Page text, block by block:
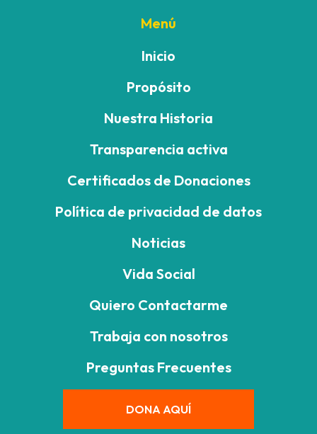
Menú
Inicio
Propósito
Nuestra Historia
Transparencia activa
Certificados de Donaciones
Política de privacidad de datos
Noticias
Vida Social
Quiero Contactarme
Trabaja con nosotros
Preguntas Frecuentes
DONA AQUÍ